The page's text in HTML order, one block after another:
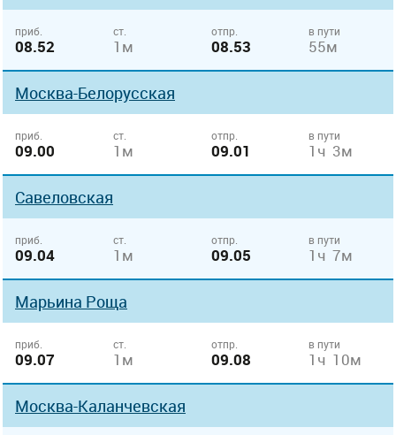
приб.
08.52
ст.
1м
отпр.
08.53
в пути
55м
Москва-Белорусская
приб.
09.00
ст.
1м
отпр.
09.01
в пути
1ч 3м
Савеловская
приб.
09.04
ст.
1м
отпр.
09.05
в пути
1ч 7м
Марьина Роща
приб.
09.07
ст.
1м
отпр.
09.08
в пути
1ч 10м
Москва-Каланчевская